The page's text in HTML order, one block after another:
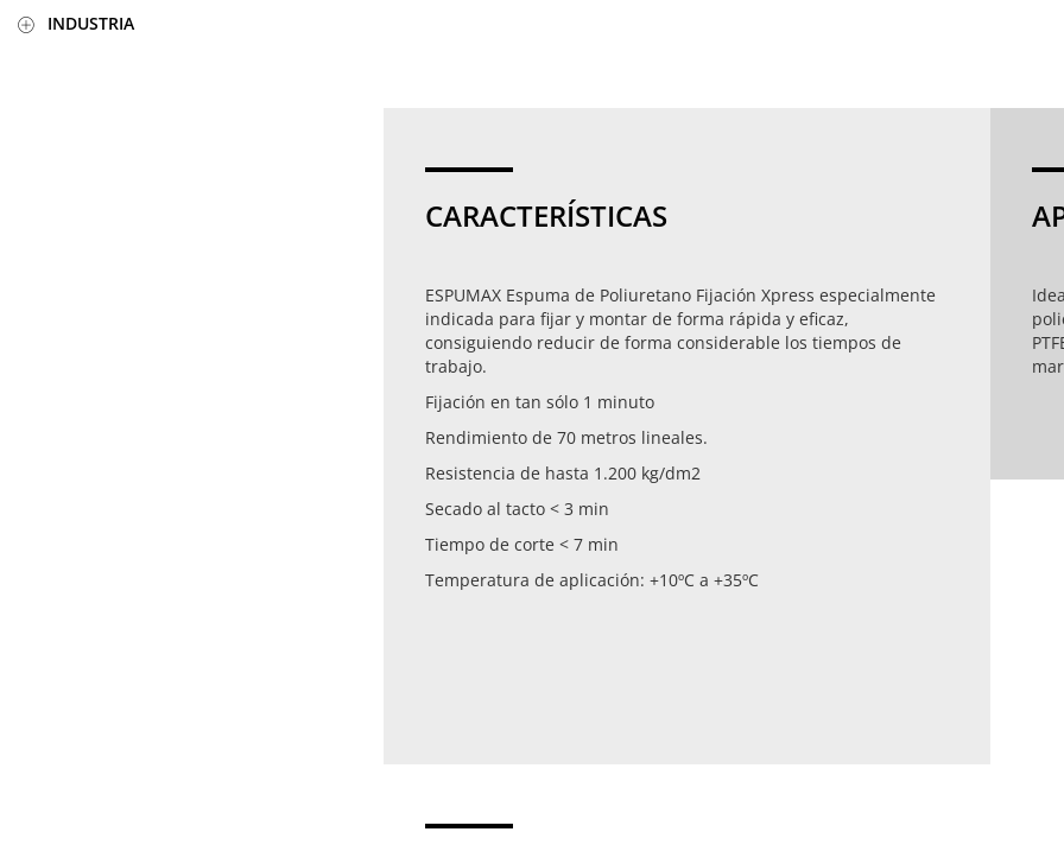
INDUSTRIA
CARACTERÍSTICAS
ESPUMAX Espuma de Poliuretano Fijación Xpress especialmente
indicada para fijar y montar de forma rápida y eficaz,
consiguiendo reducir de forma considerable los tiempos de
trabajo.
Fijación en tan sólo 1 minuto
Rendimiento de 70 metros lineales.
Resistencia de hasta 1.200 kg/dm2
Secado al tacto < 3 min
Tiempo de corte < 7 min
Temperatura de aplicación: +10ºC a +35ºC